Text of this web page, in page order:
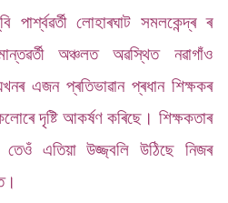
পাৰ্শ্বৱৰ্তী লোহাৰঘাট সমলকেন্দ্ৰ ৰ
অঞ্চলত অৱস্থিত নৱাগাঁও
এজন প্ৰতিভাৱান প্ৰধান শিক্ষকৰ
দৃষ্টি আকৰ্ষণ কৰিছে। শিক্ষকতাৰ
তেওঁ এতিয়া উজ্জ্বলি উঠিছে নিজৰ